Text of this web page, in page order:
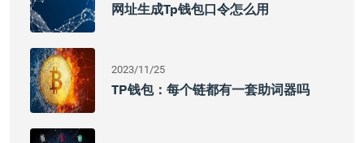
网址生成tp钱包口令怎么用
2023/11/25
TP钱包：每个链都有一套助词器吗